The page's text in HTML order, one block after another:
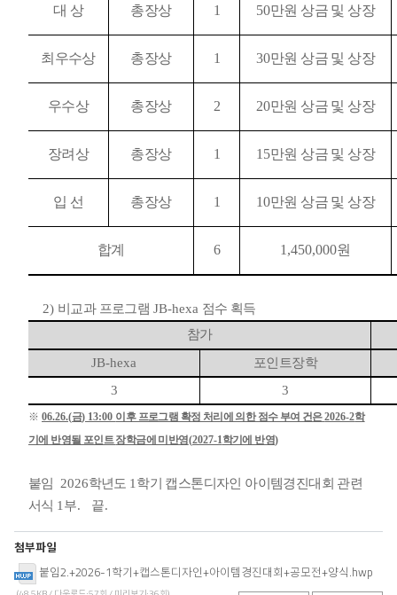
대 상 총장상 1 50만원 상금 및 상장
최우수상 총장상 1 30만원 상금 및 상장
우수상 총장상 2 20만원 상금 및 상장
장려상 총장상 1 15만원 상금 및 상장
입 선 총장상 1 10만원 상금 및 상장
합계 6 1,450,000원
2) 비교과 프로그램 JB-hexa 점수 획득
참가
JB-hexa
포인트장학
3
3
※ 06.26.(금) 13:00 이후 프로그램 확정 처리에 의한 점수 부여 건은2026-2학
기에 반영될 포인트장학금에 미반영(2027-1학기에 반영)
붙임 2026학년도 1 학기 캡스톤디자인 아이템경진대회 관련
서식 1 부. 끝.
첨부파일
붙임2.+2026-1학기+캡스톤디자인+아이템경진대회+공모전+양식.hwp